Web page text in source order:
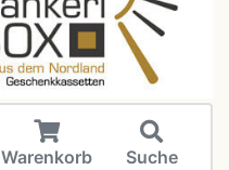
Warenkorb Suche